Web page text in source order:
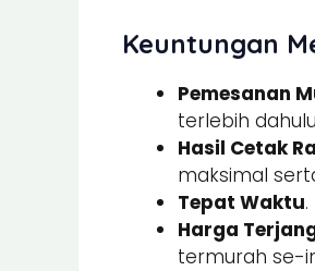
Keuntungan
Pemesanan
terlebih
Hasil Cetak
maksimal
Tepat Waktu
Harga
termurah se-